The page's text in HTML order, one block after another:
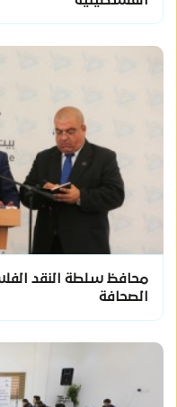
محافظ سلطة النقد
الصحافة